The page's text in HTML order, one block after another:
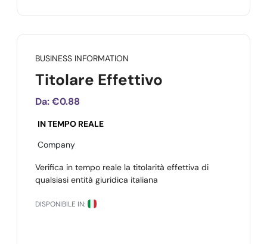
BUSINESS INFORMATION
Titolare Effettivo
Da:€0.88
IN TEMPO REALE
Company
Verifica in tempo reale la titolarità effettiva di
qualsiasi entità giuridica italiana
DISPONIBILE IN: